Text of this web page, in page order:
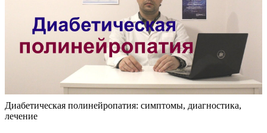
Диабетическая полинейропатия: симптомы, диагностика,
лечение